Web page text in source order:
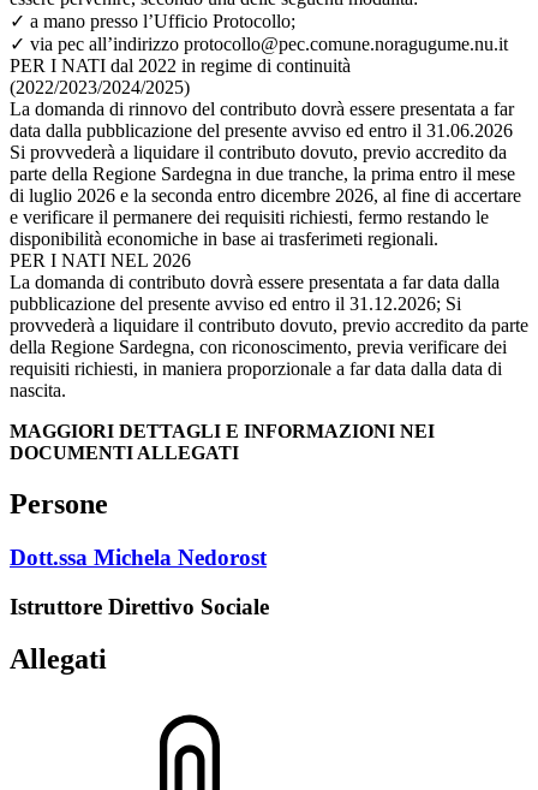
✓ a mano presso l’Ufficio Protocollo;
✓ via pec all’indirizzo protocollo@pec.comune.noragugume.nu.it
PER I NATI dal 2022 in regime di continuità
(2022/2023/2024/2025)
La domanda di rinnovo del contributo dovrà essere presentata a far
data dalla pubblicazione del presente avviso ed entro il 31.06.2026
Si provvederà a liquidare il contributo dovuto, previo accredito da
parte della Regione Sardegna in due tranche, la prima entro il mese
di luglio 2026 e la seconda entro dicembre 2026, al fine di accertare
e verificare il permanere dei requisiti richiesti, fermo restando le
disponibilità economiche in base ai trasferimeti regionali.
PER I NATI NEL 2026
La domanda di contributo dovrà essere presentata a far data dalla
pubblicazione del presente avviso ed entro il 31.12.2026; Si
provvederà a liquidare il contributo dovuto, previo accredito da parte
della Regione Sardegna, con riconoscimento, previa verificare dei
requisiti richiesti, in maniera proporzionale a far data dalla data di
nascita.
MAGGIORI DETTAGLI E INFORMAZIONI NEI
DOCUMENTI ALLEGATI
Persone
Dott.ssa Michela Nedorost
Istruttore Direttivo Sociale
Allegati